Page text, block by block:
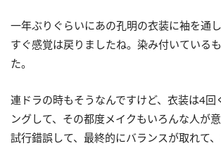
一年ぶりぐらいにあの孔明の衣装に袖を通
すぐ感覚は戻りましたね。染み付いている
た。
連ドラの時もそうなんですけど、衣装は4回
ングして、その都度メイクもいろんな人が意
試行錯誤して、最終的にバランスが取れて